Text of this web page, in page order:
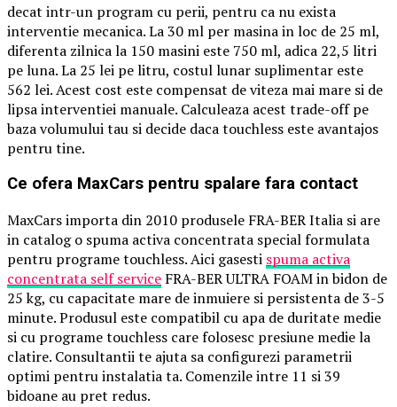
decat intr-un program cu perii, pentru ca nu exista
interventie mecanica. La 30 ml per masina in loc de 25 ml,
diferenta zilnica la 150 masini este 750 ml, adica 22,5 litri
pe luna. La 25 lei pe litru, costul lunar suplimentar este
562 lei. Acest cost este compensat de viteza mai mare si de
lipsa interventiei manuale. Calculeaza acest trade-off pe
baza volumului tau si decide daca touchless este avantajos
pentru tine.
Ce ofera MaxCars pentru spalare fara contact
MaxCars importa din 2010 produsele FRA-BER Italia si are
in catalog o spuma activa concentrata special formulata
pentru programe touchless. Aici gasesti spuma activa
concentrata self service FRA-BER ULTRA FOAM in bidon de
25 kg, cu capacitate mare de inmuiere si persistenta de 3-5
minute. Produsul este compatibil cu apa de duritate medie
si cu programe touchless care folosesc presiune medie la
clatire. Consultantii te ajuta sa configurezi parametrii
optimi pentru instalatia ta. Comenzile intre 11 si 39
bidoane au pret redus.